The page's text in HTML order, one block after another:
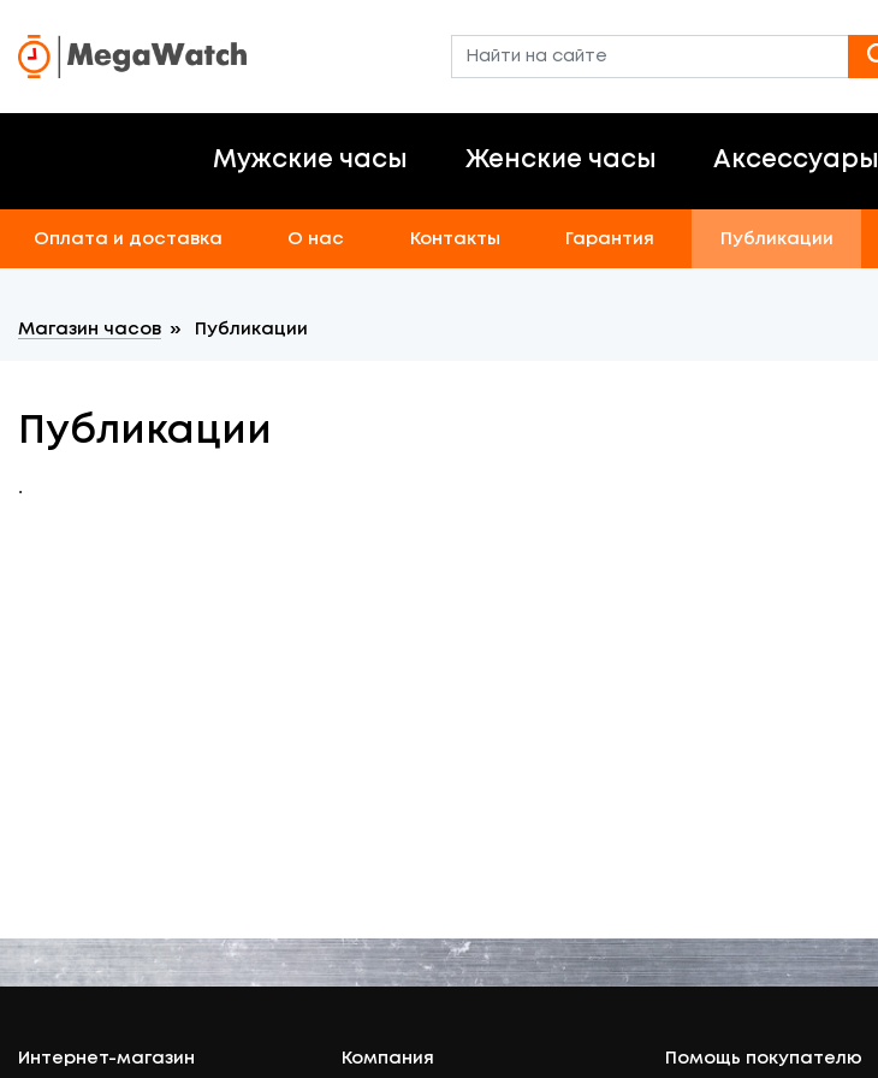
Мужские часы Женские часы Аксессуары
Оплата и доставка О нас Контакты Гарантия Публикации
Магазин часов » Публикации
Публикации
.
Интернет-магазин Компания Помощь покупателю